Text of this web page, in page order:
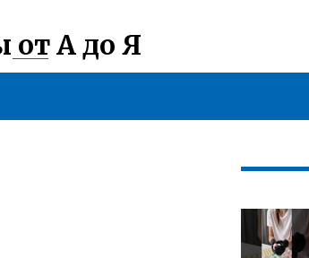
от А до Я